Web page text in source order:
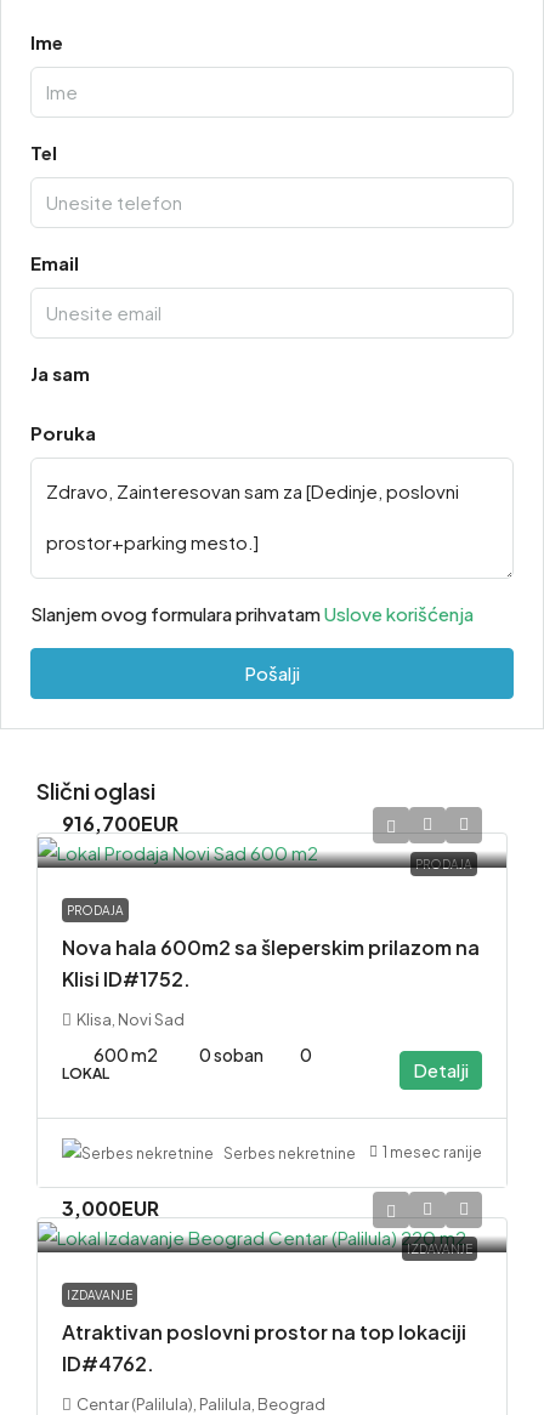
Ime
Tel
Email
Ja sam
Poruka
Slanjem ovog formulara prihvatamUslove korišćenja
Pošalji
Slični oglasi
PRODAJA
916,700EUR
PRODAJA
Nova hala 600m2 sa šleperskim prilazom na
Klisi ID#1752.
Klisa, Novi Sad
600 m2 0 soban 0
LOKAL Detalji
Serbes nekretnine 1 mesec ranije
IZDAVANJE
3,000EUR
IZDAVANJE
Atraktivan poslovni prostor na top lokaciji
ID#4762.
Centar (Palilula), Palilula, Beograd